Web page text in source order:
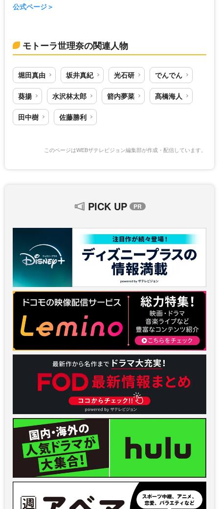
公式ページ
モトーラ世理奈の関連人物
堀田真由 坂井真紀 光石研 でんでん
葵揚 水沢林太郎 箭内夢菜 髙橋海人
田中樹 佐藤勝利
このページはWEBザテレビジョン編集部が作成・配信しています。
PICK UP